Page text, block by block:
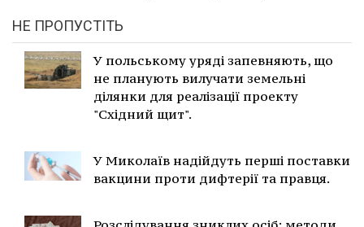
НЕ ПРОПУСТІТЬ
У польському уряді запевняють, що
не планують вилучати земельні
ділянки для реалізації проекту
"Східний щит".
У Миколаїв надійдуть перші поставки
вакцини проти дифтерії та правця.